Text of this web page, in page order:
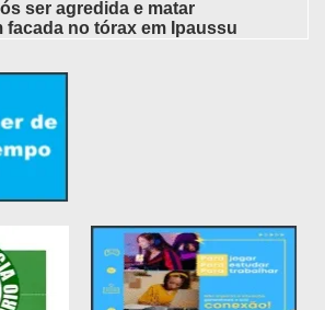
ser agredida e matar
no tórax em Ipaussu